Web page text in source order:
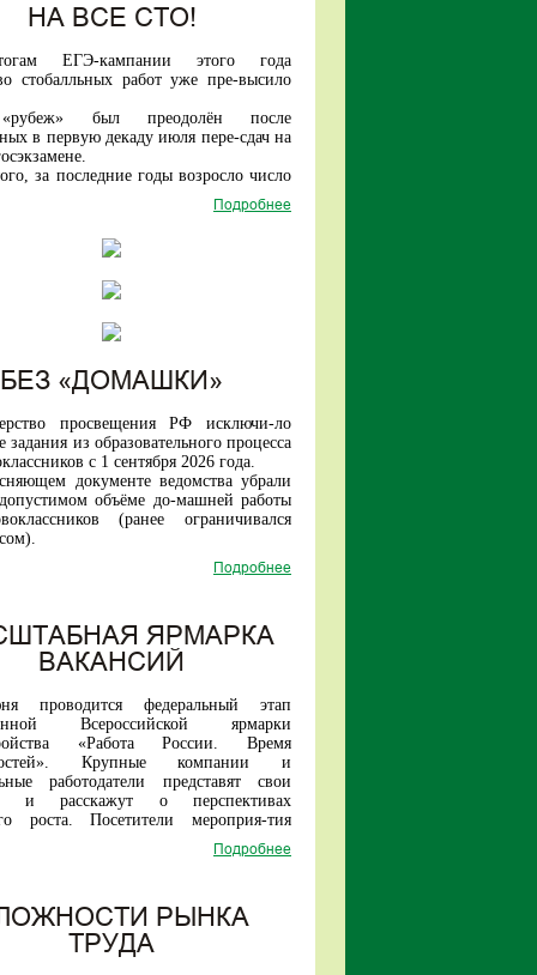
более 40 тысяч абитуриентов.
НА ВСЕ СТО!
ЕГЭ-кампании этого года
стобалльных работ уже пре-высило
был преодолён после
в первую декаду июля пере-сдач на
за последние годы возросло число
набирающих по трем предметам
Подробнее
БЕЗ «ДОМАШКИ»
просвещения РФ исключи-ло
из образовательного процесса
с 1 сентября 2026 года.
документе ведомства убрали
объёме до-машней работы
(ранее ограничивался
образом, прежняя инициатива Ин-
стратегии развития образова-ния по
в первых классах российских школ
проходить без домашней нагрузки.
Подробнее
ЯРМАРКА
ВАКАНСИЙ
проводится федеральный этап
Всероссийской ярмарки
«Работа России. Время
». Крупные компании и
работодатели представят свои
и расскажут о перспективах
роста. Посетители мероприя-тия
работу как в рамках своего
соиска-телей.
многие предприятия принимают на
обучение в собственных учебных
Подробнее
РЫНКА
ТРУДА